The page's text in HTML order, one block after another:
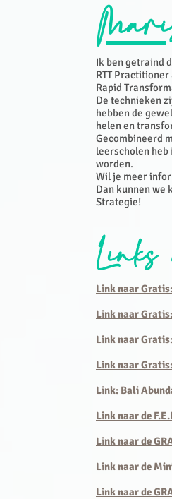
Ik ben getraind
RTT
Rapid
De technieken
hebben de
helen en
Gecombineerd
leerscholen
worden.
Wil je meer
Dan kunnen we
Strategie!
Link naar
Link naar Gratis:
Link naar
Link naar
Link: Bali
Link naar de
Link naar de
Link naar de
Link naar de